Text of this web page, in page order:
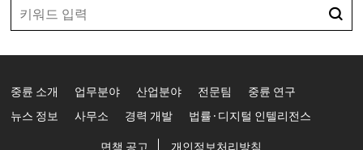
중륜 소개 업무분야 산업분야 전문팀 중륜 연구
뉴스 정보 사무소 경력 개발 법률·디지털 인텔리전스
면책 공고 개인정보처리방침